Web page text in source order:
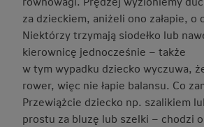
za dzieckiem, aniżeli ono załapie, o
Niektórzy trzymają siodełko lub
kierownicę jednocześnie – także
w tym wypadku dziecko wyczuwa,
rower, więc nie łapie balansu. Co
Przewiążcie dziecko np. szalikiem
prostu za bluzę lub szelki – chodzi